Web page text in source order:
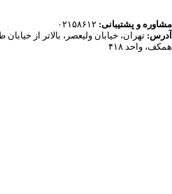
مشاوره و پشتیبانی: ۰۲۱۵۸۶۱۲
آدرس: تهران، خیابان ولیعصر، بالاتر از
همکف، واحد ۴۱۸